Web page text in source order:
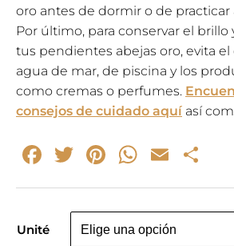
oro antes de dormir o de practicar
Por último, para conservar el brillo
tus pendientes abejas oro, evita el
agua de mar, de piscina y los
como cremas o perfumes.
consejos de cuidado aquí así
Facebook
Twitter
Pinterest
Email
Unité